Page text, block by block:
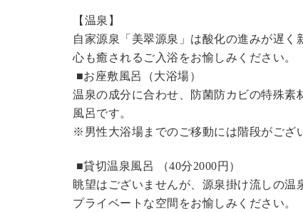
【温泉】
自家源泉「美翠源泉」は酸化の進みが遅
心も癒されるご入浴をお愉しみください。
■お座敷風呂（大浴場）
温泉の成分に合わせ、防菌防カビの特殊
風呂です。
※男性大浴場までのご移動には階段がござ
■貸切温泉風呂 （40分2000円）
眺望はございませんが、源泉掛け流しの
プライベートな空間をお愉しみください。